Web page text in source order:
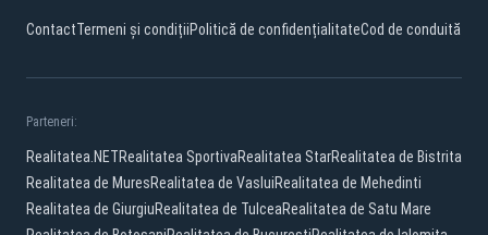
ContactTermeni și condițiiPolitică de confidențialitateCod de conduită
Parteneri:
Realitatea.NETRealitatea SportivaRealitatea StarRealitatea de Bistrita
Realitatea de MuresRealitatea de VasluiRealitatea de Mehedinti
Realitatea de GiurgiuRealitatea de TulceaRealitatea de Satu Mare